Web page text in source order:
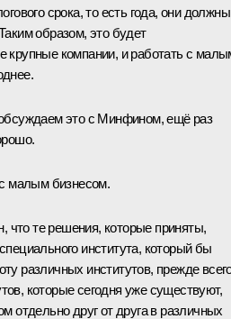
срока, то есть года, они должны
образом, это будет
крупные компании, и работать с
это с Минфином, ещё раз
малым бизнесом.
что те решения, которые приняты,
института, который бы
различных институтов, прежде
которые сегодня уже существуют,
отдельно друг от друга в различных